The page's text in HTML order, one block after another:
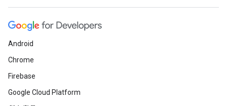
Android
Chrome
Firebase
Google Cloud Platform